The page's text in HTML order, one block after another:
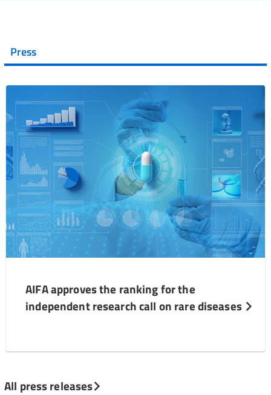
Press
AIFA approves the ranking for the
independent research call on rare diseases
All press releases